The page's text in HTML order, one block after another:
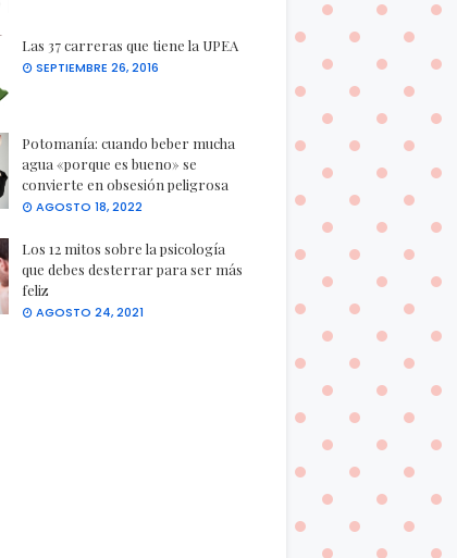
Las 37 carreras que tiene la UPEA
SEPTIEMBRE 26, 2016
Potomanía: cuando beber mucha
agua «porque es bueno» se
convierte en obsesión peligrosa
AGOSTO 18, 2022
Los 12 mitos sobre la psicología
que debes desterrar para ser más
feliz
AGOSTO 24, 2021